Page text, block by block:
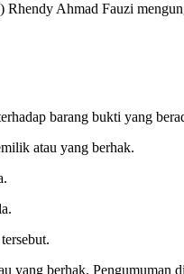
Ahmad Fauzi
barang bukti yang
atau yang berhak.
berhak.